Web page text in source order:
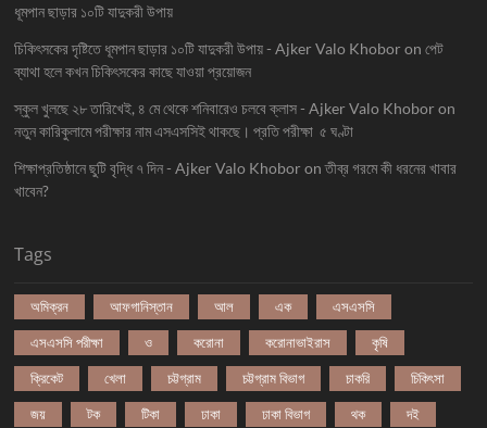
ধূমপান ছাড়ার ১০টি যাদুকরী উপায়
চিকিৎসকের দৃষ্টিতে ধূমপান ছাড়ার ১০টি যাদুকরী উপায় - Ajker Valo Khobor onপেট
ব্যাথা হলে কখন চিকিৎসকের কাছে যাওয়া প্রয়োজন
স্কুল খুলছে ২৮ তারিখেই, ৪ মে থেকে শনিবারেও চলবে ক্লাস - Ajker Valo Khobor on
নতুন কারিকুলামে পরীক্ষার নাম এসএসসিই থাকছে। প্রতি পরীক্ষা ৫ ঘণ্টা
শিক্ষাপ্রতিষ্ঠানে ছুটি বৃদ্ধি ৭ দিন - Ajker Valo Khobor onতীব্র গরমে কী ধরনের খাবার
খাবেন?
Tags
অমিক্রন আফগানিস্তান আল এক এসএসসি
এসএসসি পরীক্ষা ও করোনা করোনাভাইরাস কৃষি
ক্রিকেট খেলা চট্টগ্রাম চট্টগ্রাম বিভাগ চাকরি চিকিৎসা
জয় টক টিকা ঢাকা ঢাকা বিভাগ থক দই